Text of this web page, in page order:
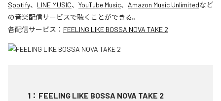
Spotify、 LINE MUSIC、 YouTube Music、 Amazon Music Unlimitedなど
の音楽配信サービスで聴くことができる。
各配信サービス： FEELING LIKE BOSSA NOVA TAKE 2
1 ： FEELING LIKE BOSSA NOVA TAKE 2